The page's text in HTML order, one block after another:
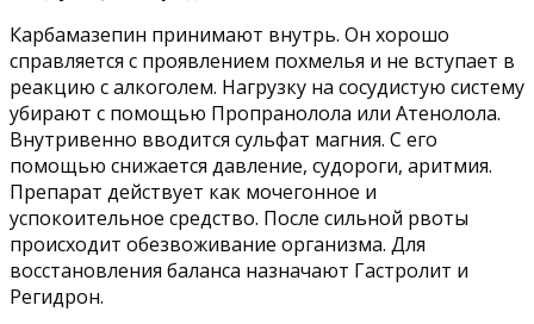
Карбамазепин принимают внутрь. Он хорошо
справляется с проявлением похмелья и не вступает в
реакцию с алкоголем. Нагрузку на сосудистую систему
убирают с помощью Пропранолола или Атенолола.
Внутривенно вводится сульфат магния. С его
помощью снижается давление, судороги, аритмия.
Препарат действует как мочегонное и
успокоительное средство. После сильной рвоты
происходит обезвоживание организма. Для
восстановления баланса назначают Гастролит и
Регидрон.